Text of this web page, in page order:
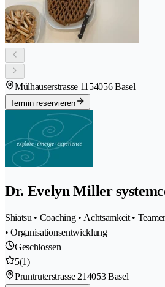
Mülhauserstrasse 1154056 Basel
Termin reservieren
Dr. Evelyn Miller
Shiatsu • Coaching • Achtsamkeit •
• Organisationsentwicklung
Geschlossen
5(1)
Pruntruterstrasse 214053 Basel